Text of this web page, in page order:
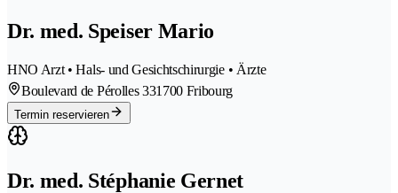
Dr. med. Speiser Mario
HNO Arzt • Hals- und Gesichtschirurgie • Ärzte
Boulevard de Pérolles 331700 Fribourg
Termin reservieren
Dr. med. Stéphanie Gernet